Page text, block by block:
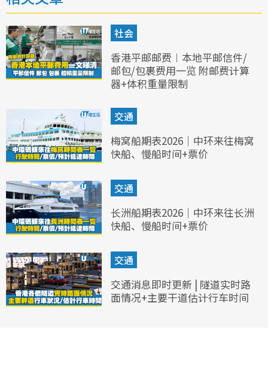
社会
香港平邮邮费︱本地平邮信件/
邮包/包裹费用一览 附邮费计算
器+体积重量限制
交通
梅窝船期表2026｜中环来往梅窝
快船、慢船时间+票价
交通
长洲船期表2026｜中环来往长洲
快船、慢船时间+票价
交通
交通消息即时更新 | 隧道实时路
面情况+主要干道估计行车时间